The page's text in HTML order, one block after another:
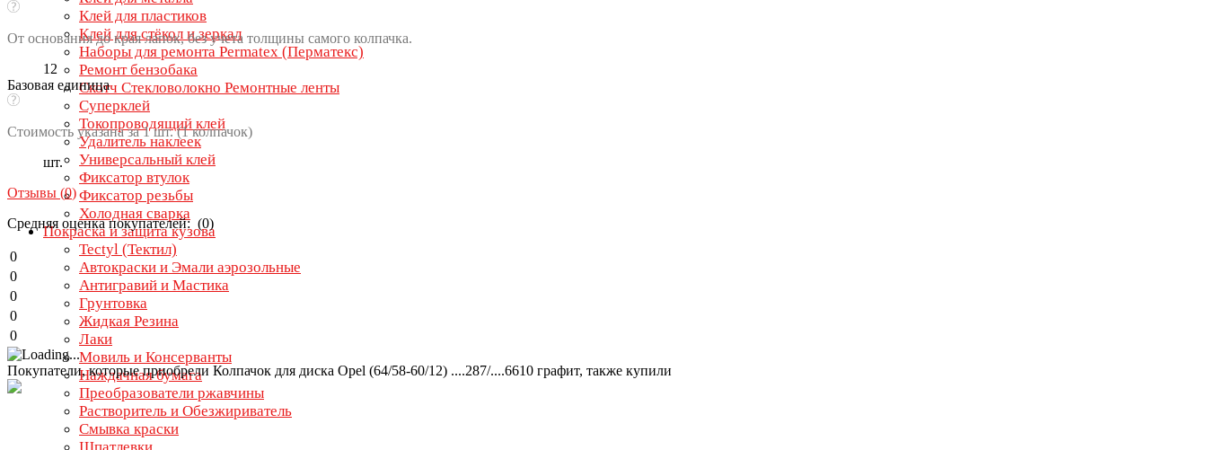
Клей для пластиков
Клей для стёкол и зеркал
Наборы для ремонта Permatex (Перматекс)
Ремонт бензобака
Скотч Стекловолокно Ремонтные ленты
Суперклей
Токопроводящий клей
Удалитель наклеек
Универсальный клей
Фиксатор втулок
Фиксатор резьбы
Холодная сварка
Покраска и защита кузова
Tectyl (Тектил)
Автокраски и Эмали аэрозольные
Антигравий и Мастика
Грунтовка
Жидкая Резина
Лаки
Мовиль и Консерванты
Наждачная бумага
Преобразователи ржавчины
Растворитель и Обезжириватель
Смывка краски
От основания до края лапок, без учета толщины самого колпачка.
12
Базовая единица
Стоимость указана за 1 шт. (1 колпачок)
шт.
Отзывы (0)
Средняя оценка покупателей: (0)
0
0
0
0
0
Покупатели, которые приобрели Колпачок для диска Opel (64/58-60/12) ....287/....6610 графит, также купили